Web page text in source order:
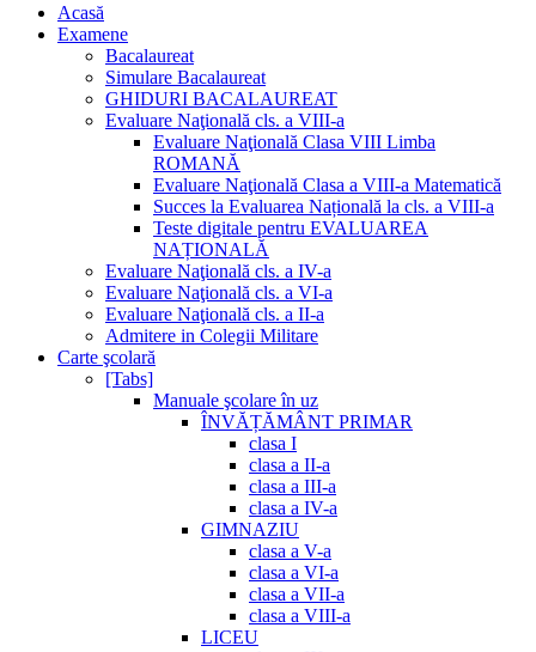
Acasă
Examene
Bacalaureat
Simulare Bacalaureat
GHIDURI BACALAUREAT
Evaluare Naţională cls. a VIII-a
Evaluare Naţională Clasa VIII Limba
ROMANĂ
Evaluare Naţională Clasa a VIII-a Matematică
Succes la Evaluarea Națională la cls. a VIII-a
Teste digitale pentru EVALUAREA
NAȚIONALĂ
Evaluare Naţională cls. a IV-a
Evaluare Naţională cls. a VI-a
Evaluare Naţională cls. a II-a
Admitere in Colegii Militare
Carte şcolară
[Tabs]
Manuale şcolare în uz
ÎNVĂȚĂMÂNT PRIMAR
clasa I
clasa a II-a
clasa a III-a
clasa a IV-a
GIMNAZIU
clasa a V-a
clasa a VI-a
clasa a VII-a
clasa a VIII-a
LICEU